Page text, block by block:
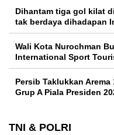
Dihantam tiga gol kilat
tak berdaya dihadapan
Wali Kota Nurochman
International Sport
Persib Taklukkan
Grup A Piala Presiden
TNI & POLRI